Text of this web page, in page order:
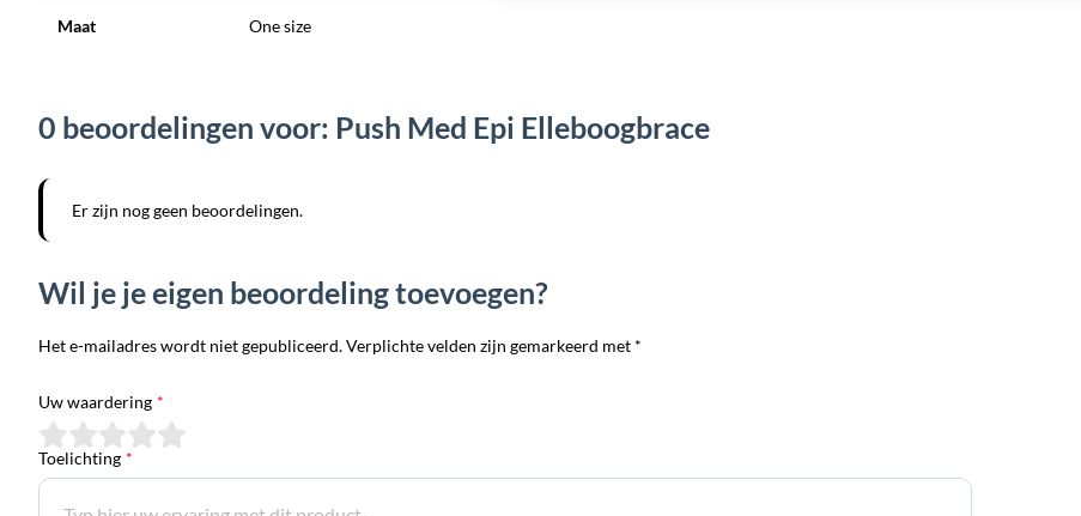
Maat One size
0 beoordelingen voor: Push Med Epi Elleboogbrace
Er zijn nog geen beoordelingen.
Wil je je eigen beoordeling toevoegen?
Het e-mailadres wordt niet gepubliceerd. Verplichte velden zijn gemarkeerd met *
Uw waardering *
Toelichting *